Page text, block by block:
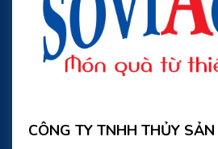
CÔNG TY TNHH THỦY